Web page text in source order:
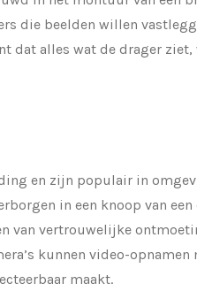
die beelden willen
dat alles wat de drager
en zijn populair in
in een knoop van een
van vertrouwelijke
kunnen video-opnamen
maakt.